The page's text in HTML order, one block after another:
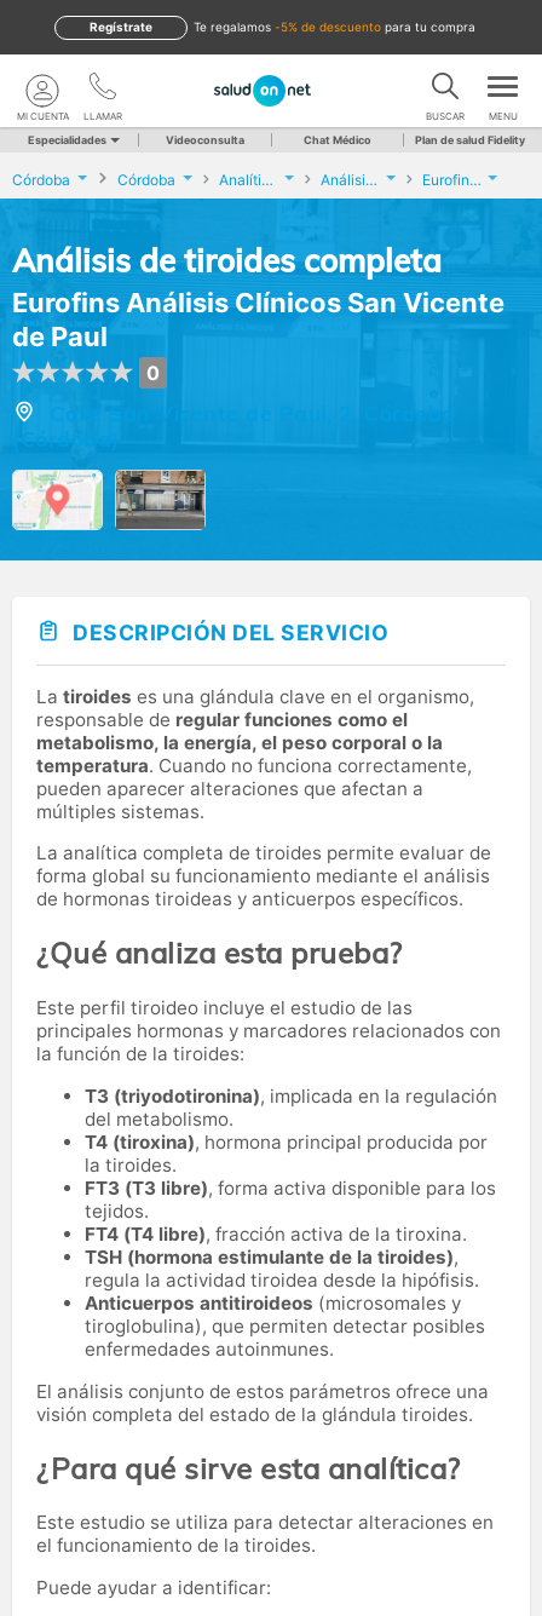
te regalamos -5% de descuento para tu compra
Regístrate
LLAMAR
MI CUENTA BUSCAR MENU
Especialidades Videoconsulta Chat Médico Plan de salud Fidelity
Córdoba Córdoba Analíticas y Genética Análisis de tiroides completa Eurofins Análisis Clínicos San Vicente de Paul
Análisis de tiroides completa
Eurofins Análisis Clínicos San Vicente
de Paul
0
Calle San Vicente de Paul, 2, Córdoba
DESCRIPCIÓN DEL SERVICIO
La tiroides es una glándula clave en el organismo,
responsable de regular funciones como el
metabolismo, la energía, el peso corporal o la
temperatura. Cuando no funciona correctamente,
pueden aparecer alteraciones que afectan a
múltiples sistemas.
La analítica completa de tiroides permite evaluar de
forma global su funcionamiento mediante el análisis
de hormonas tiroideas y anticuerpos específicos.
¿Qué analiza esta prueba?
Este perfil tiroideo incluye el estudio de las
principales hormonas y marcadores relacionados con
la función de la tiroides:
T3 (triyodotironina), implicada en la regulación
del metabolismo.
T4 (tiroxina), hormona principal producida por
la tiroides.
FT3 (T3 libre), forma activa disponible para los
tejidos.
FT4 (T4 libre), fracción activa de la tiroxina.
TSH (hormona estimulante de la tiroides),
regula la actividad tiroidea desde la hipófisis.
Anticuerpos antitiroideos (microsomales y
tiroglobulina), que permiten detectar posibles
enfermedades autoinmunes.
El análisis conjunto de estos parámetros ofrece una
visión completa del estado de la glándula tiroides.
¿Para qué sirve esta analítica?
Este estudio se utiliza para detectar alteraciones en
el funcionamiento de la tiroides.
Puede ayudar a identificar: